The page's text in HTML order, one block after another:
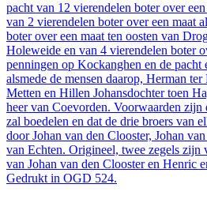
pacht van 12 vierendelen boter over
van 2 vierendelen boter over een maat
boter over een maat ten oosten van
Holeweide en van 4 vierendelen boter
penningen op Kockanghen en de pacht
alsmede de mensen daarop, Herman
Metten en Hillen Johansdochter toen
heer van Coevorden. Voorwaarden
zal boedelen en dat de drie broers van
door Johan van den Clooster, Johan
van Echten. Origineel, twee zegels zijn
van Johan van den Clooster en Henric
Gedrukt in OGD 524.